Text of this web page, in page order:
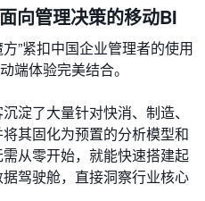
向管理决策的移动BI
”紧扣中国企业管理者的使用
端体验完美结合。
淀了大量针对快消、制造、
其固化为预置的分析模型和
从零开始，就能快速搭建起
驾驶舱，直接洞察行业核心